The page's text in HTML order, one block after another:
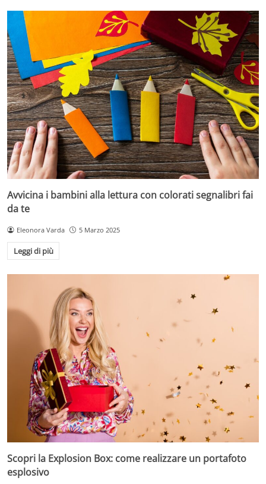
Avvicina i bambini alla lettura con colorati segnalibri fai
da te
Eleonora Varda 5 Marzo 2025
Leggi di più
Scopri la Explosion Box: come realizzare un portafoto
esplosivo